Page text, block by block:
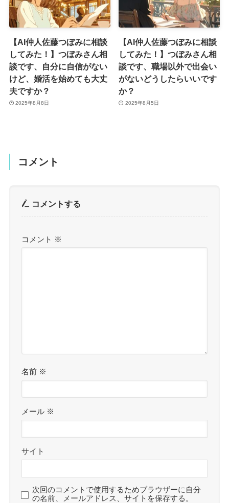
【AI仲人佐藤つぼみに相談
してみた！】つぼみさん相
談です、自分に自信がない
けど、婚活を始めても大丈
夫ですか？
2025年8月8日
【AI仲人佐藤つぼみに相談
してみた！】つぼみさん相
談です、職場以外で出会い
がないどうしたらいいです
か？
2025年8月5日
コメント
コメントする
コメント ※
名前 ※
メール ※
サイト
次回のコメントで使用するためブラウザーに自分
の名前、メールアドレス、サイトを保存する。